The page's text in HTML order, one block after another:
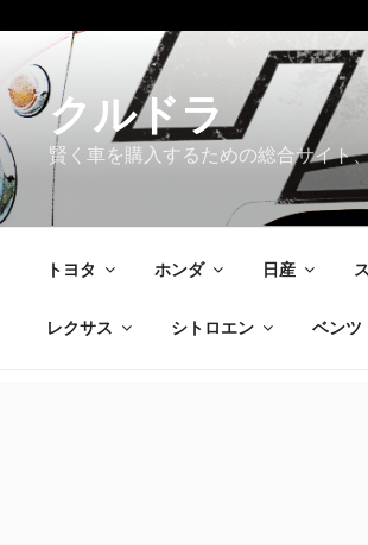
クルドラ
賢く車を購入するための総合サイト
トヨタ ホンダ 日産
レクサス シトロエン ベンツ